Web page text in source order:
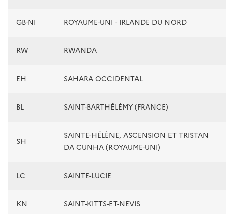
GB-NI ROYAUME-UNI - IRLANDE DU NORD
RW RWANDA
EH SAHARA OCCIDENTAL
BL SAINT-BARTHÉLÉMY (FRANCE)
SH
SAINTE-HÉLÈNE, ASCENSION ET TRISTAN
DA CUNHA (ROYAUME-UNI)
LC SAINTE-LUCIE
KN SAINT-KITTS-ET-NEVIS